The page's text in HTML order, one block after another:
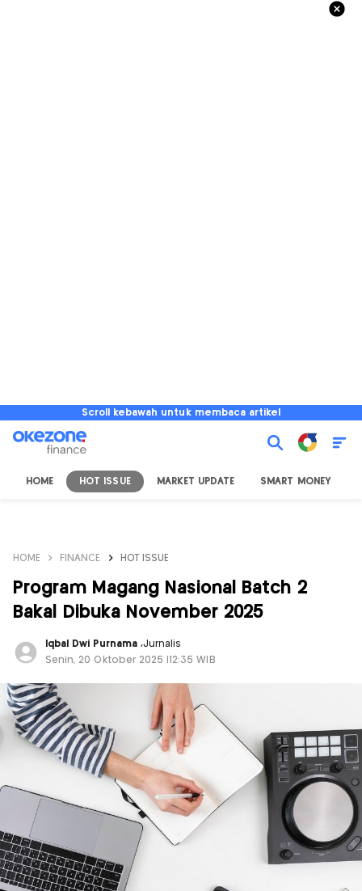
Scroll kebawah untuk membaca artikel
HOME HOT ISSUE MARKET UPDATE SMART MONEY
HOME FINANCE HOT ISSUE
Program Magang Nasional Batch 2
Bakal Dibuka November 2025
Iqbal Dwi Purnama ,Jurnalis
Senin, 20 Oktober 2025 |12:35 WIB